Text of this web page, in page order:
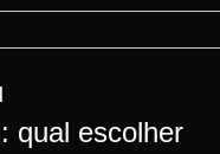
qual escolher